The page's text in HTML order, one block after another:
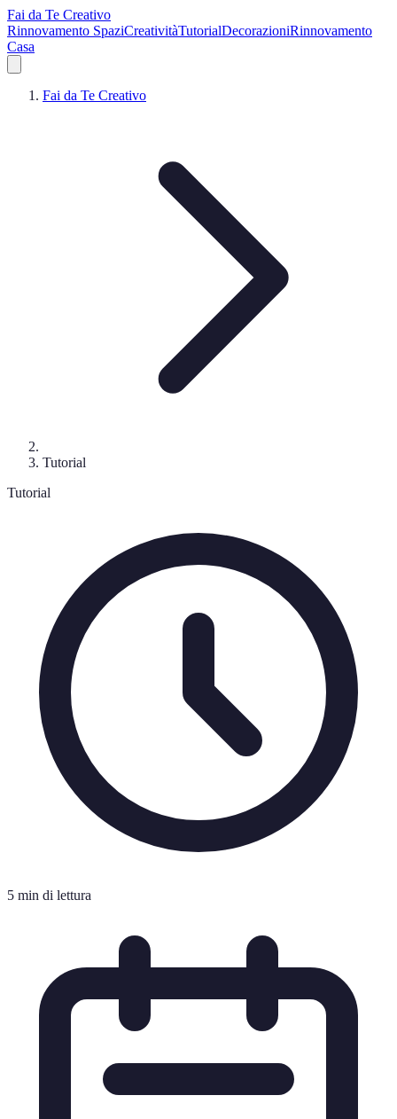
Fai da Te Creativo
Rinnovamento SpaziCreativitàTutorialDecorazioniRinnovamento
Casa
Fai da Te Creativo
Tutorial
Tutorial
5 min di lettura